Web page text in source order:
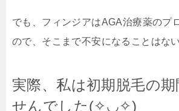
でも、フィンジアはAGA治療薬のプ
ので、そこまで不安になることはない
実際、私は初期脱毛の期
せんでした(✧◡✧)